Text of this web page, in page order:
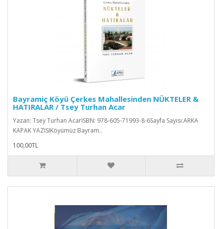
Bayramiç Köyü Çerkes Mahallesinden NÜKTELER &
HATIRALAR / Tsey Turhan Acar
Yazan: Tsey Turhan AcarISBN: 978-605-71993-8-6Sayfa Sayısı:ARKA
KAPAK YAZISIKöyümüz Bayram..
100,00TL